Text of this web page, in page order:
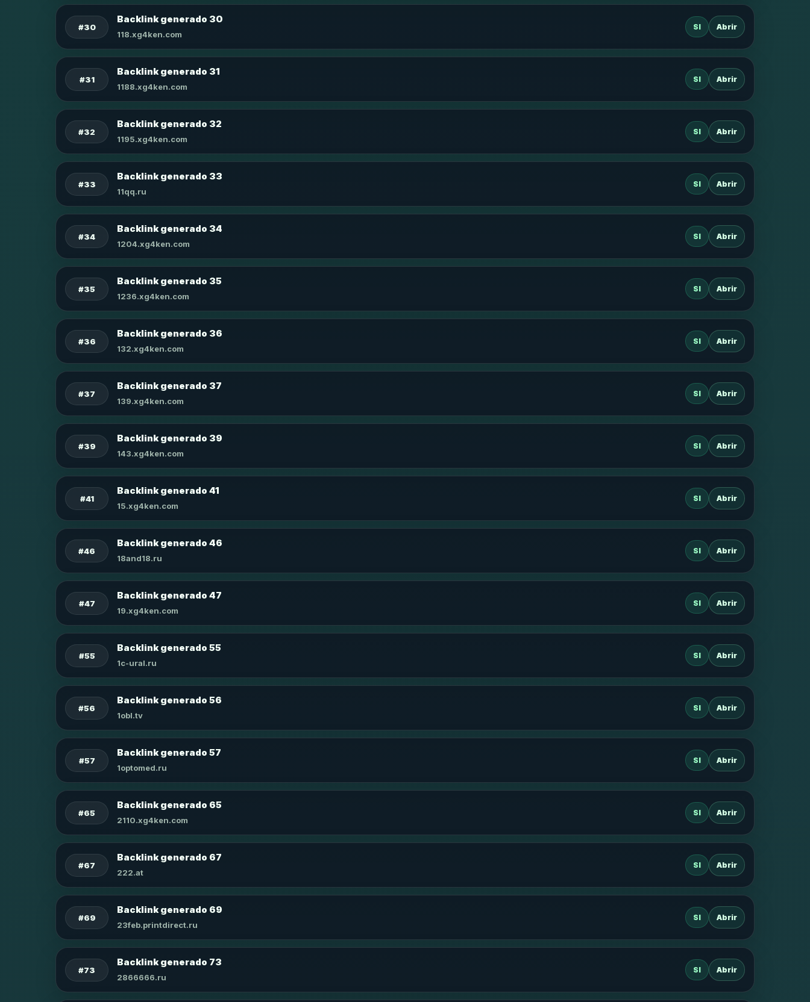
#30
Backlink generado 30
118.xg4ken.com
SI Abrir
#31
Backlink generado 31
1188.xg4ken.com
SI Abrir
#32
Backlink generado 32
1195.xg4ken.com
SI Abrir
#33
Backlink generado 33
11qq.ru
SI Abrir
#34
Backlink generado 34
1204.xg4ken.com
SI Abrir
#35
Backlink generado 35
1236.xg4ken.com
SI Abrir
#36
Backlink generado 36
132.xg4ken.com
SI Abrir
#37
Backlink generado 37
139.xg4ken.com
SI Abrir
#39
Backlink generado 39
143.xg4ken.com
SI Abrir
#41
Backlink generado 41
15.xg4ken.com
SI Abrir
#46
Backlink generado 46
18and18.ru
SI Abrir
#47
Backlink generado 47
19.xg4ken.com
SI Abrir
#55
Backlink generado 55
1c-ural.ru
SI Abrir
#56
Backlink generado 56
1obl.tv
SI Abrir
#57
Backlink generado 57
1optomed.ru
SI Abrir
#65
Backlink generado 65
2110.xg4ken.com
SI Abrir
#67
Backlink generado 67
222.at
SI Abrir
#69
Backlink generado 69
23feb.printdirect.ru
SI Abrir
#73
Backlink generado 73
2866666.ru
SI Abrir